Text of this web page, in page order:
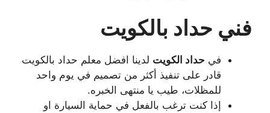
فني حداد بالكويت
في حداد الكويت لدينا افضل معلم حداد بالكويت
قادر على تنفيذ أكثر من تصميم في يوم واحد
للمظلات، طيب يا منتهى الخبره.
إذا كنت ترغب بالفعل في حماية السيارة او